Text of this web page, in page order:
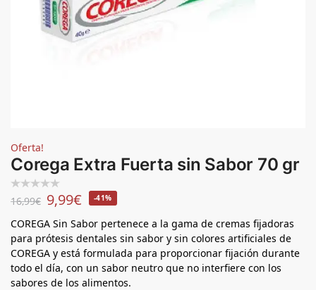
Oferta!
Corega Extra Fuerta sin Sabor 70 gr
16,99€ 9,99€ -41%
COREGA Sin Sabor pertenece a la gama de cremas fijadoras
para prótesis dentales sin sabor y sin colores artificiales de
COREGA y está formulada para proporcionar fijación durante
todo el día, con un sabor neutro que no interfiere con los
sabores de los alimentos.